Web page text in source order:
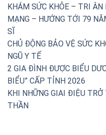
KHÁM SỨC KHỎE – TRI ÂN
MẠNG – HƯỚNG TỚI 79
SĨ
CHỦ ĐỘNG BẢO VỆ SỨC
NGŨ Y TẾ
2 GIA ĐÌNH ĐƯỢC BIỂU
BIỂU” CẤP TỈNH 2026
KHI NHỮNG GIAI ĐIỆU
THẦN